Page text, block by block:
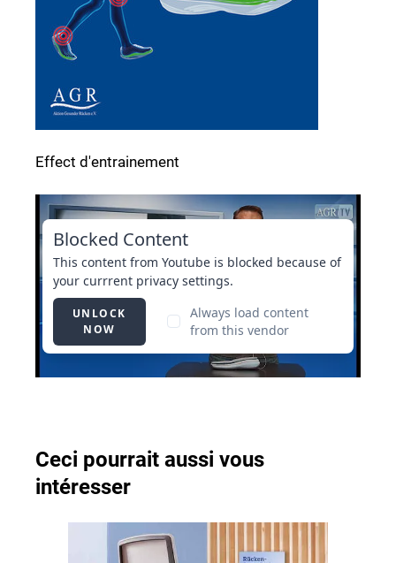
Effect d'entrainement
Ceci pourrait aussi vous
intéresser